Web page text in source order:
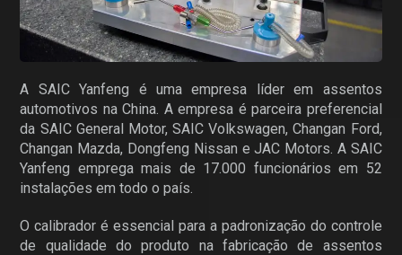
A SAIC Yanfeng é uma empresa líder em assentos
automotivos na China. A empresa é parceira preferencial
da SAIC General Motor, SAIC Volkswagen, Changan Ford,
Changan Mazda, Dongfeng Nissan e JAC Motors. A SAIC
Yanfeng emprega mais de 17.000 funcionários em 52
instalações em todo o país.
O calibrador é essencial para a padronização do controle
de qualidade do produto na fabricação de assentos